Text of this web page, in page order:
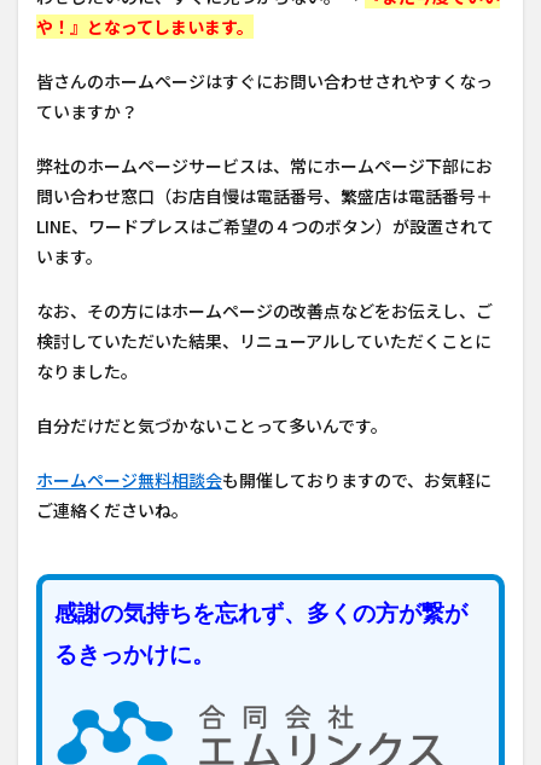
や！』となってしまいます。
皆さんのホームページはすぐにお問い合わせされやすくなっ
ていますか？
弊社のホームページサービスは、常にホームページ下部にお
問い合わせ窓口（お店自慢は電話番号、繁盛店は電話番号＋
LINE、ワードプレスはご希望の４つのボタン）が設置されて
います。
なお、その方にはホームページの改善点などをお伝えし、ご
検討していただいた結果、リニューアルしていただくことに
なりました。
自分だけだと気づかないことって多いんです。
ホームページ無料相談会も開催しておりますので、お気軽に
ご連絡くださいね。
感謝の気持ちを忘れず、多くの方が繋が
るきっかけに。